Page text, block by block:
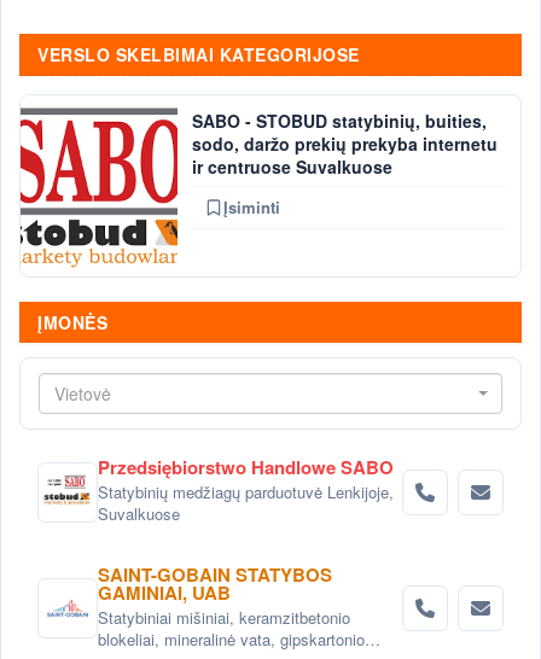
VERSLO SKELBIMAI KATEGORIJOSE
SABO - STOBUD statybinių, buities,
sodo, daržo prekių prekyba internetu
ir centruose Suvalkuose
Įsiminti
ĮMONĖS
Vietovė
Przedsiębiorstwo Handlowe SABO
Statybinių medžiagų parduotuvė Lenkijoje,
Suvalkuose
SAINT-GOBAIN STATYBOS
GAMINIAI, UAB
Statybiniai mišiniai, keramzitbetonio
blokeliai, mineralinė vata, gipskartonio